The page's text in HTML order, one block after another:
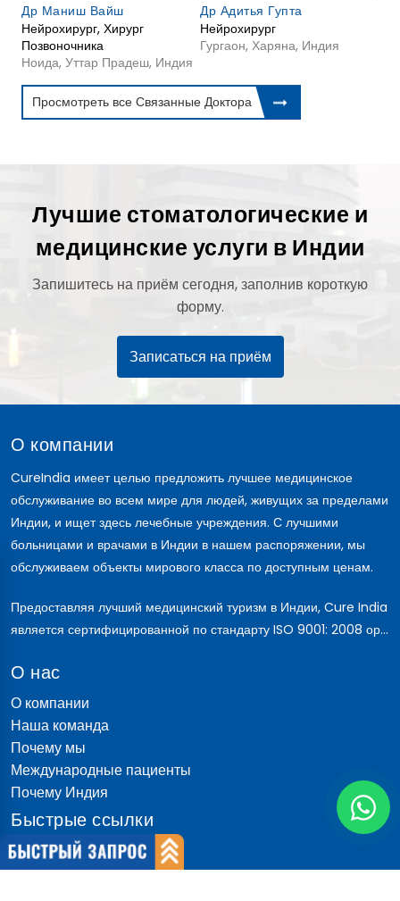
Др Маниш Вайш
Нейрохирург, Хирург
Позвоночника
Ноида, Уттар Прадеш, Индия
Др Адитья Гупта
Нейрохирург
Гургаон, Харяна, Индия
Просмотреть все Связанные Доктора
Лучшие стоматологические и
медицинские услуги в Индии
Запишитесь на приём сегодня, заполнив короткую
форму.
Записаться на приём
О компании
CureIndia имеет целью предложить лучшее медицинское
обслуживание во всем мире для людей, живущих за пределами
Индии, и ищет здесь лечебные учреждения. С лучшими
больницами и врачами в Индии в нашем распоряжении, мы
обслуживаем объекты мирового класса по доступным ценам.
Предоставляя лучший медицинский туризм в Индии, Cure India
является сертифицированной по стандарту ISO 9001: 2008 ор...
О нас
О компании
Наша команда
Почему мы
Международные пациенты
Почему Индия
Быстрые ссылки
блог
Обсуждение пациента